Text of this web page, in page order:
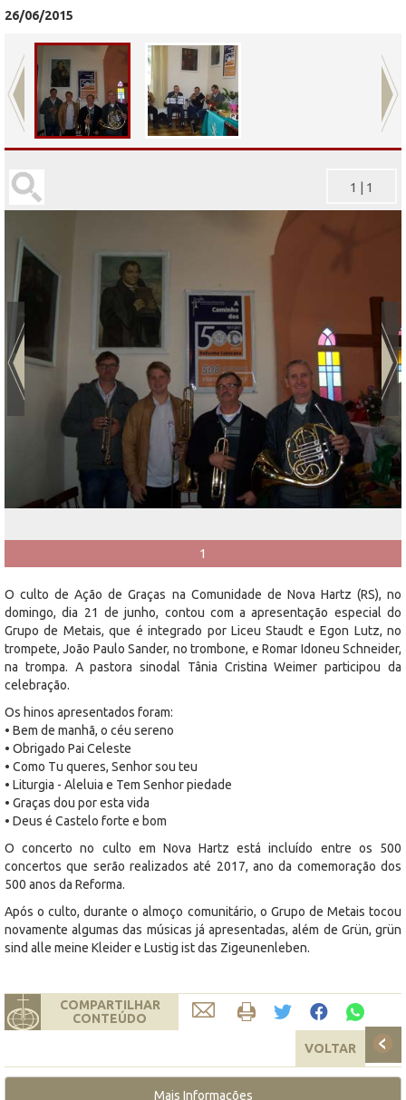
26/06/2015
1
1 1
O culto de Ação de Graças na Comunidade de Nova Hartz (RS), no
domingo, dia 21 de junho, contou com a apresentação especial do
Grupo de Metais, que é integrado por Liceu Staudt e Egon Lutz, no
trompete, João Paulo Sander, no trombone, e Romar Idoneu Schneider,
na trompa. A pastora sinodal Tânia Cristina Weimer participou da
celebração.
Os hinos apresentados foram:
• Bem de manhã, o céu sereno
• Obrigado Pai Celeste
• Como Tu queres, Senhor sou teu
• Liturgia - Aleluia e Tem Senhor piedade
• Graças dou por esta vida
• Deus é Castelo forte e bom
O concerto no culto em Nova Hartz está incluído entre os 500
concertos que serão realizados até 2017, ano da comemoração dos
500 anos da Reforma.
Após o culto, durante o almoço comunitário, o Grupo de Metais tocou
novamente algumas das músicas já apresentadas, além de Grün, grün
sind alle meine Kleider e Lustig ist das Zigeunenleben.
COMPARTILHAR
CONTEÚDO
VOLTAR
Mais Informações